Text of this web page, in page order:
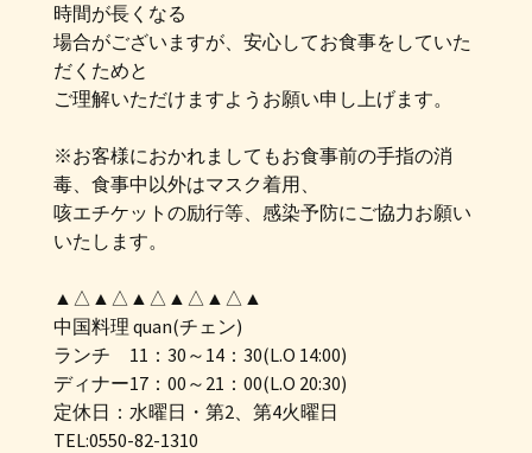
時間が長くなる
場合がございますが、安心してお食事をしていた
だくためと
ご理解いただけますようお願い申し上げます。
※お客様におかれましてもお食事前の手指の消
毒、食事中以外はマスク着用、
咳エチケットの励行等、感染予防にご協力お願い
いたします。
▲△▲△▲△▲△▲△▲
中国料理 quan(チェン)
ランチ 11：30～14：30(L.O 14:00)
ディナー17：00～21：00(L.O 20:30)
定休日：水曜日・第2、第4火曜日
TEL:0550-82-1310